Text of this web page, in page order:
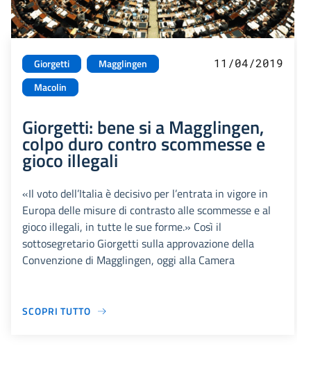
Giorgetti
Magglingen
Macolin
11/04/2019
Giorgetti: bene si a Magglingen,
colpo duro contro scommesse e
gioco illegali
«Il voto dell’Italia è decisivo per l’entrata in vigore in
Europa delle misure di contrasto alle scommesse e al
gioco illegali, in tutte le sue forme.» Così il
sottosegretario Giorgetti sulla approvazione della
Convenzione di Magglingen, oggi alla Camera
SCOPRI TUTTO